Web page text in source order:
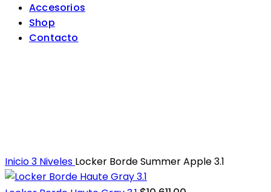
Accesorios
Shop
Contacto
Inicio3 Niveles Locker Borde Summer Apple 3.1